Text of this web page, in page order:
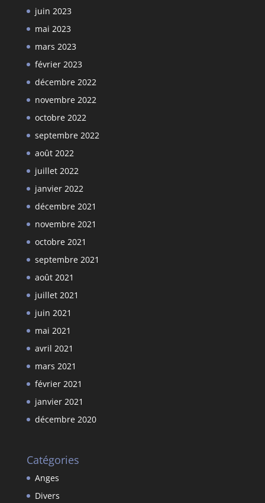
juin 2023
mai 2023
mars 2023
février 2023
décembre 2022
novembre 2022
octobre 2022
septembre 2022
août 2022
juillet 2022
janvier 2022
décembre 2021
novembre 2021
octobre 2021
septembre 2021
août 2021
juillet 2021
juin 2021
mai 2021
avril 2021
mars 2021
février 2021
janvier 2021
décembre 2020
Catégories
Anges
Divers